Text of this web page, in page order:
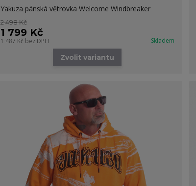
Yakuza pánská větrovka Welcome Windbreaker
2 498 Kč
1 799 Kč
1 487 Kč bez DPH Skladem
Zvolit variantu